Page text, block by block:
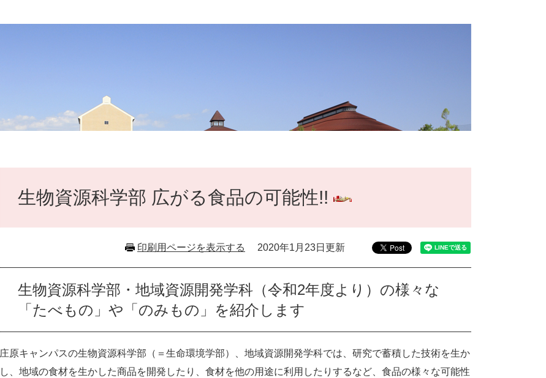
e
生物資源科学部 広がる食品の可能性!!
印刷用ページを表示する 2020年1月23日更新
生物資源科学部・地域資源開発学科（令和2年度より）の様々な
「たべもの」や「のみもの」を紹介します
庄原キャンパスの生物資源科学部（＝生命環境学部）、地域資源開発学科では、研究で蓄積した技術を生か
し、地域の食材を生かした商品を開発したり、食材を他の用途に利用したりするなど、食品の様々な可能性